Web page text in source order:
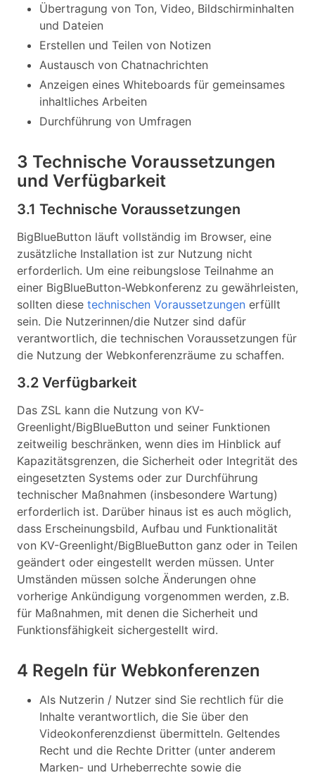
Übertragung von Ton, Video, Bildschirminhalten
und Dateien
Erstellen und Teilen von Notizen
Austausch von Chatnachrichten
Anzeigen eines Whiteboards für gemeinsames
inhaltliches Arbeiten
Durchführung von Umfragen
3 Technische Voraussetzungen
und Verfügbarkeit
3.1 Technische Voraussetzungen
BigBlueButton läuft vollständig im Browser, eine
zusätzliche Installation ist zur Nutzung nicht
erforderlich. Um eine reibungslose Teilnahme an
einer BigBlueButton-Webkonferenz zu gewährleisten,
sollten diese technischen Voraussetzungen erfüllt
sein. Die Nutzerinnen/die Nutzer sind dafür
verantwortlich, die technischen Voraussetzungen für
die Nutzung der Webkonferenzräume zu schaffen.
3.2 Verfügbarkeit
Das ZSL kann die Nutzung von KV-
Greenlight/BigBlueButton und seiner Funktionen
zeitweilig beschränken, wenn dies im Hinblick auf
Kapazitätsgrenzen, die Sicherheit oder Integrität des
eingesetzten Systems oder zur Durchführung
technischer Maßnahmen (insbesondere Wartung)
erforderlich ist. Darüber hinaus ist es auch möglich,
dass Erscheinungsbild, Aufbau und Funktionalität
von KV-Greenlight/BigBlueButton ganz oder in Teilen
geändert oder eingestellt werden müssen. Unter
Umständen müssen solche Änderungen ohne
vorherige Ankündigung vorgenommen werden, z.B.
für Maßnahmen, mit denen die Sicherheit und
Funktionsfähigkeit sichergestellt wird.
4 Regeln für Webkonferenzen
Als Nutzerin / Nutzer sind Sie rechtlich für die
Inhalte verantwortlich, die Sie über den
Videokonferenzdienst übermitteln. Geltendes
Recht und die Rechte Dritter (unter anderem
Marken- und Urheberrechte sowie die